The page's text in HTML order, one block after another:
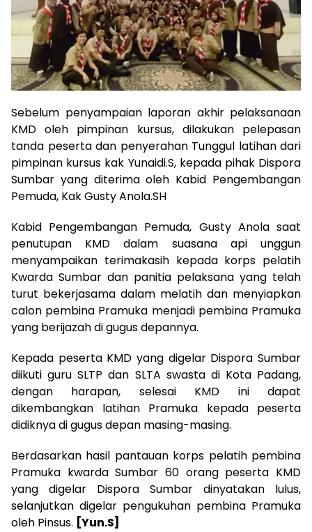
Sebelum penyampaian laporan akhir pelaksanaan
KMD oleh pimpinan kursus, dilakukan pelepasan
tanda peserta dan penyerahan Tunggul latihan dari
pimpinan kursus kak Yunaidi.S, kepada pihak Dispora
Sumbar yang diterima oleh Kabid Pengembangan
Pemuda, Kak Gusty Anola.SH
Kabid Pengembangan Pemuda, Gusty Anola saat
penutupan KMD dalam suasana api unggun
menyampaikan terimakasih kepada korps pelatih
Kwarda Sumbar dan panitia pelaksana yang telah
turut bekerjasama dalam melatih dan menyiapkan
calon pembina Pramuka menjadi pembina Pramuka
yang berijazah di gugus depannya.
Kepada peserta KMD yang digelar Dispora Sumbar
diikuti guru SLTP dan SLTA swasta di Kota Padang,
dengan harapan, selesai KMD ini dapat
dikembangkan latihan Pramuka kepada peserta
didiknya di gugus depan masing-masing.
Berdasarkan hasil pantauan korps pelatih pembina
Pramuka kwarda Sumbar 60 orang peserta KMD
yang digelar Dispora Sumbar dinyatakan lulus,
selanjutkan digelar pengukuhan pembina Pramuka
oleh Pinsus. [Yun.S]